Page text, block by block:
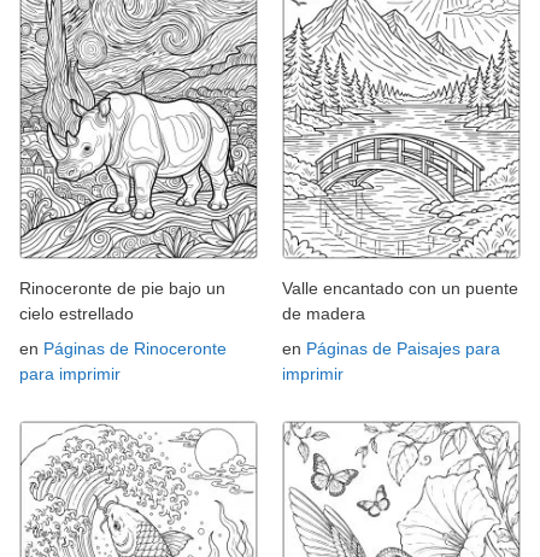
Rinoceronte de pie bajo un
cielo estrellado
en Páginas de Rinoceronte
para imprimir
Valle encantado con un puente
de madera
en Páginas de Paisajes para
imprimir